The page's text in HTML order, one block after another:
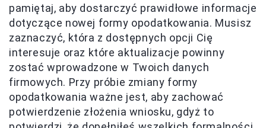
pamiętaj, aby dostarczyć prawidłowe informacje
dotyczące nowej formy opodatkowania. Musisz
zaznaczyć, która z dostępnych opcji Cię
interesuje oraz które aktualizacje powinny
zostać wprowadzone w Twoich danych
firmowych. Przy próbie zmiany formy
opodatkowania ważne jest, aby zachować
potwierdzenie złożenia wniosku, gdyż to